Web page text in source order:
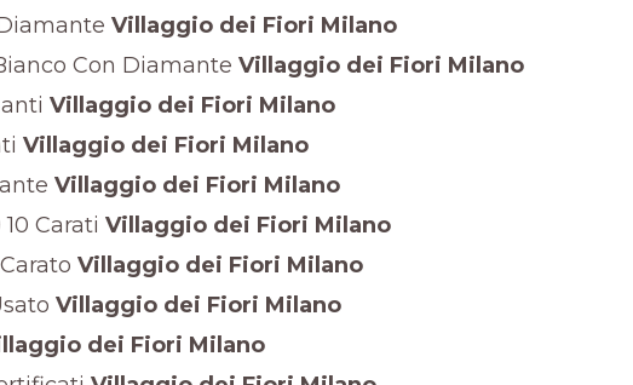
Villaggio dei Fiori Milano
Con Diamante Villaggio dei Fiori Milano
Villaggio dei Fiori Milano
Villaggio dei Fiori Milano
Villaggio dei Fiori Milano
Carati Villaggio dei Fiori Milano
Villaggio dei Fiori Milano
Villaggio dei Fiori Milano
dei Fiori Milano